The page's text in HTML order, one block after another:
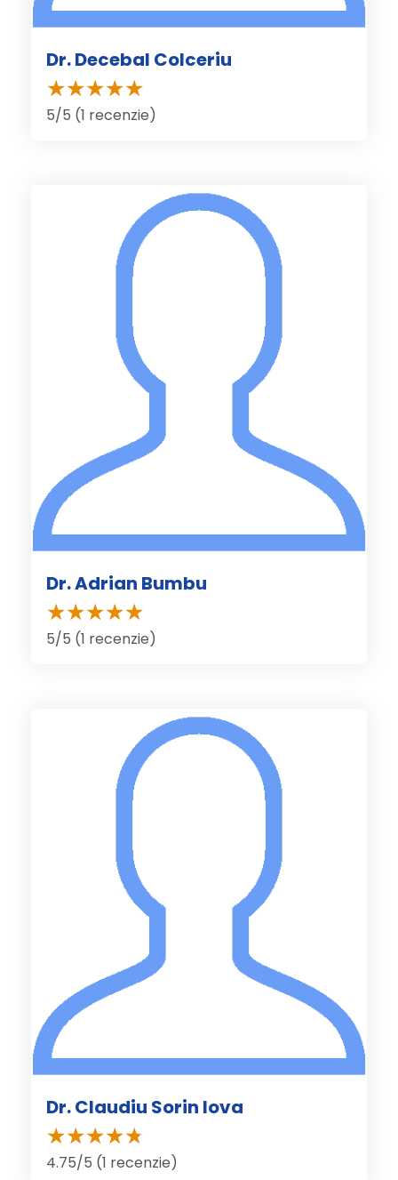
Dr. Decebal Colceriu
5/5 (1 recenzie)
Dr. Adrian Bumbu
5/5 (1 recenzie)
Dr. Claudiu Sorin Iova
4.75/5 (1 recenzie)